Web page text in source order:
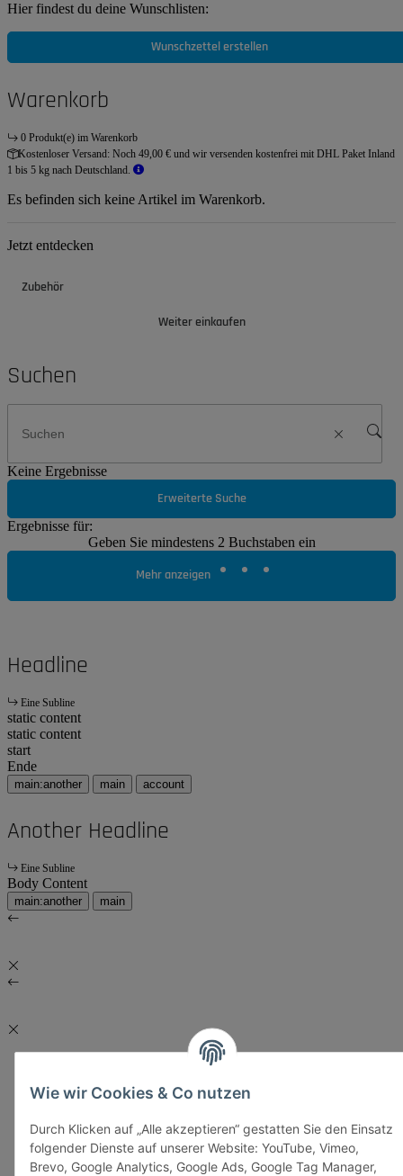
Wie wir Cookies & Co nutzen
Durch Klicken auf „Alle akzeptieren“ gestatten Sie den Einsatz
folgender Dienste auf unserer Website: YouTube, Vimeo,
Brevo, Google Analytics, Google Ads, Google Tag Manager,
Hier findest du deine Wunschlisten:
Wunschzettel erstellen
Warenkorb
0 Produkt(e) im Warenkorb
Kostenloser Versand: Noch 49,00 € und wir versenden kostenfrei mit DHL Paket Inland
1 bis 5 kg nach Deutschland.
Es befinden sich keine Artikel im Warenkorb.
Jetzt entdecken
Zubehör
Weiter einkaufen
Suchen
Keine Ergebnisse
Erweiterte Suche
Ergebnisse für:
Geben Sie mindestens 2 Buchstaben ein
Mehr anzeigen
Headline
Eine Subline
static content
static content
start
Ende
main:another main account
Another Headline
Eine Subline
Body Content
main:another main